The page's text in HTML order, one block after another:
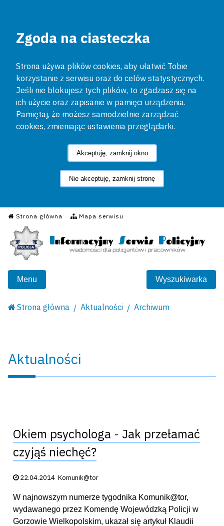
Zgoda na ciasteczka
Strona używa plików cookies, aby ułatwić Tobie
korzystanie z serwisu oraz do celów statystycznych.
Jeśli nie blokujesz tych plików, to zgadzasz się na
ich użycie oraz zapisanie w pamięci urządzenia.
Pamiętaj, że możesz samodzielnie zarządzać
cookies, zmieniając ustawienia przeglądarki.
Akceptuję, zamknij okno
Nie akceptuję, zamknij stronę
Strona główna Mapa serwisu
Informacyjny Serwis
Menu Wyszukiwarka
Strona główna Aktualności Archiwum
Aktualności
Okiem psychologa - Jak przełamać
czyjąś niechęć?
Data publikacji:
22.04.2014Komunik@tor
W najnowszym numerze tygodnika Komunik@tor,
wydawanego przez Komendę Wojewódzką Policji w
Gorzowie Wielkopolskim, ukazał się artykuł Klaudii